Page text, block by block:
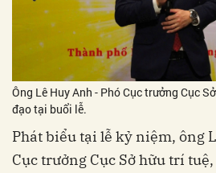
Ông Lê Huy Anh - Phó Cục trưởng Cục
đạo tại buổi lễ.
Phát biểu tại lễ kỷ niệm, ông
Cục trưởng Cục Sở hữu trí